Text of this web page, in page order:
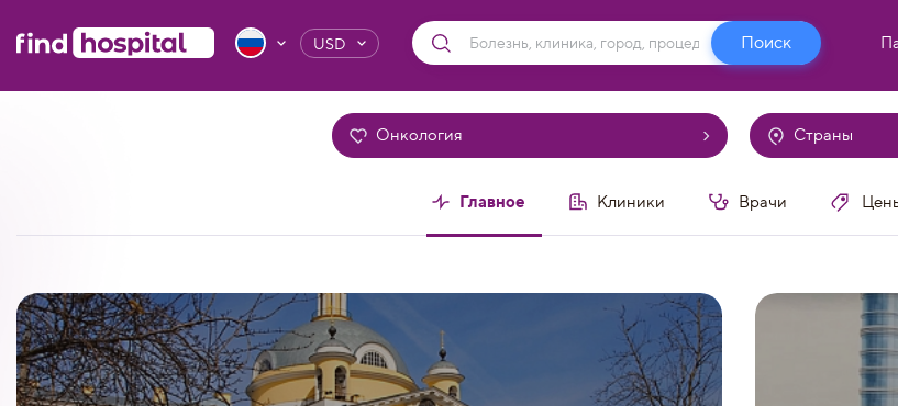
USD
Онкология Страны
Главное Клиники Врачи